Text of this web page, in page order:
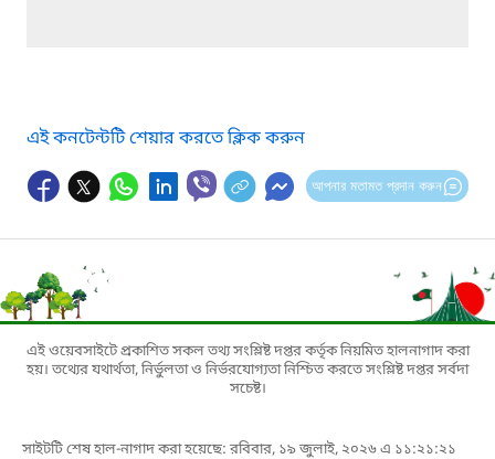
এই কনটেন্টটি শেয়ার করতে ক্লিক করুন
আপনার মতামত প্রদান করুন
এই ওয়েবসাইটে প্রকাশিত সকল তথ্য সংশ্লিষ্ট দপ্তর কর্তৃক নিয়মিত হালনাগাদ করা
হয়। তথ্যের যথার্থতা, নির্ভুলতা ও নির্ভরযোগ্যতা নিশ্চিত করতে সংশ্লিষ্ট দপ্তর সর্বদা
সচেষ্ট।
সাইটটি শেষ হাল-নাগাদ করা হয়েছে: রবিবার, ১৯ জুলাই, ২০২৬ এ ১১:২১:২১